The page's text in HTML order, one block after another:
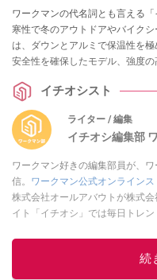
ワークマンの代名詞とも言える
寒性で冬のアウトドアやバイク
は、ダウンとアルミで保温性を
安全性を確保したモデル、強度
イチオシスト
ライター / 編集
イチオシ編集部
ワークマン好きの編集部員が、
信。 ワークマン公式オンラインス
株式会社オールアバウトが株式
イト「イチオシ」では毎日トレン
続